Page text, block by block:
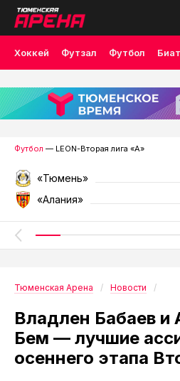
Хоккей Футзал Футбол
Лыжные гонки Волейбол
Скалолазание Велоспорт
Футбол — LEON-Вторая лига «А»
«Тюмень»
«Алания»
Тюменская Арена Новости
Владлен Бабаев и
Бем — лучшие
осеннего этапа